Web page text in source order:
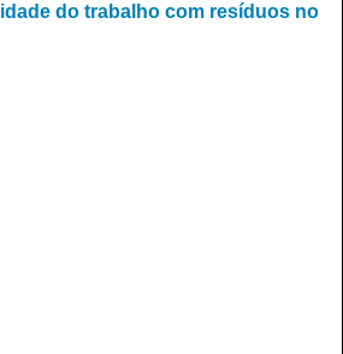
do trabalho com resíduos no